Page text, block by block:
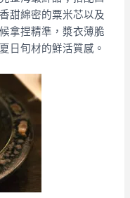
甜綿密的粟米芯以及
拿捏精準，漿衣薄脆
日旬材的鮮活質感。